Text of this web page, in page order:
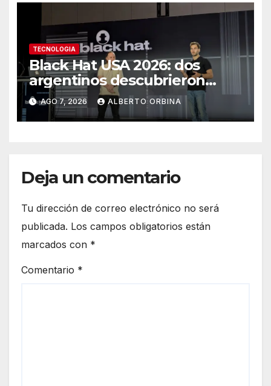
TECNOLOGIA
Black Hat USA 2026: dos
argentinos descubrieron
cómo hackear antenas que
llevan internet a zonas
aisladas
AGO 7, 2026 ALBERTO ORBINA
Deja un comentario
Tu dirección de correo electrónico no será
publicada. Los campos obligatorios están
marcados con *
Comentario *